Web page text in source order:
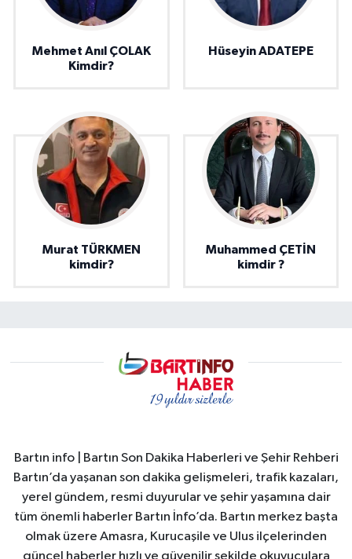
Mehmet Anıl ÇOLAK
Kimdir?
Hüseyin ADATEPE
Murat TÜRKMEN
kimdir?
Muhammed ÇETİN
kimdir ?
Bartın info | Bartın Son Dakika Haberleri ve Şehir Rehberi
Bartın’da yaşanan son dakika gelişmeleri, trafik kazaları,
yerel gündem, resmi duyurular ve şehir yaşamına dair
tüm önemli haberler Bartın İnfo’da. Bartın merkez başta
olmak üzere Amasra, Kurucaşile ve Ulus ilçelerinden